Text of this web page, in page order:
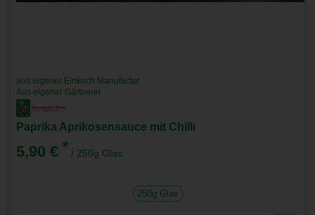
aus eigener Einkoch Manufactur
Aus eigener Gärtnerei
Paprika Aprikosensauce mit Chilli
5,90 € * / 250g Glas
250g Glas